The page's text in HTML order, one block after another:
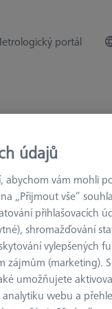
portál
Referenční značky
údajů
abychom vám mohli
„Přijmout vše“
přihlašovacích
shromažďování
vylepšených
(marketing).
umožňujete
webu a